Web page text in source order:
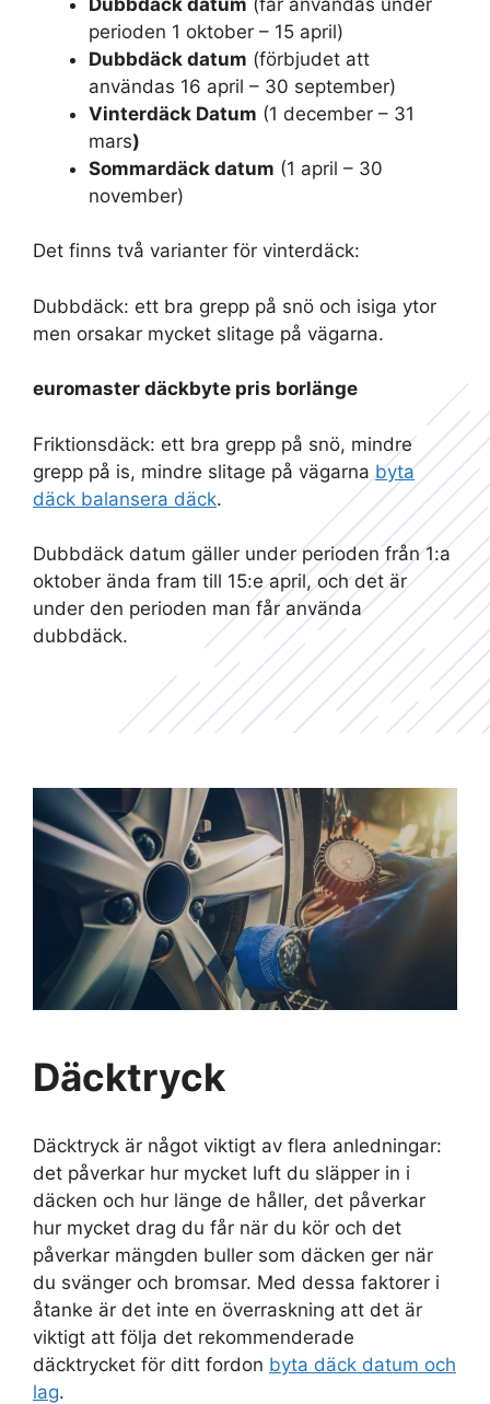
perioden 1 oktober – 15 april)
Dubbdäck datum (förbjudet att
användas 16 april – 30 september)
Vinterdäck Datum (1 december – 31
mars)
Sommardäck datum (1 april – 30
november)
Det finns två varianter för vinterdäck:
Dubbdäck: ett bra grepp på snö och isiga ytor
men orsakar mycket slitage på vägarna.
euromaster däckbyte pris borlänge
Friktionsdäck: ett bra grepp på snö, mindre
grepp på is, mindre slitage på vägarna byta
däck balansera däck.
Dubbdäck datum gäller under perioden från 1:a
oktober ända fram till 15:e april, och det är
under den perioden man får använda
dubbdäck.
Däcktryck
Däcktryck är något viktigt av flera anledningar:
det påverkar hur mycket luft du släpper in i
däcken och hur länge de håller, det påverkar
hur mycket drag du får när du kör och det
påverkar mängden buller som däcken ger när
du svänger och bromsar. Med dessa faktorer i
åtanke är det inte en överraskning att det är
viktigt att följa det rekommenderade
däcktrycket för ditt fordon byta däck datum och
lag.